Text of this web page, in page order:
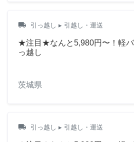
local_shipping 引っ越し ▸ 引越し・運送
★注目★なんと5,980円〜！軽バ
っ越し
茨城県
local_shipping 引っ越し ▸ 引越し・運送